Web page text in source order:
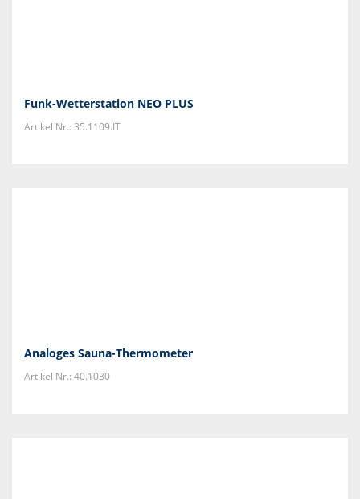
Funk-Wetterstation NEO PLUS
Artikel Nr.: 35.1109.IT
Analoges Sauna-Thermometer
Artikel Nr.: 40.1030